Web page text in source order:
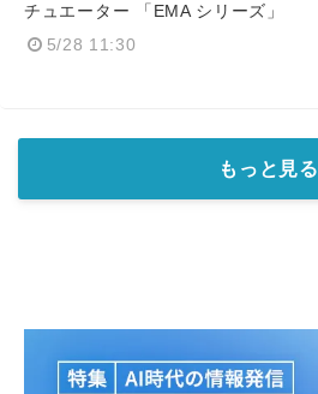
チュエーター 「EMA シリーズ」
5/28 11:30
もっと見る